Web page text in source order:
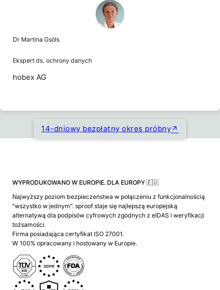
Dr Martina Gsöls
Ekspert ds. ochrony danych
hobex AG
14-dniowy bezpłatny okres próbny
WYPRODUKOWANO W EUROPIE. DLA EUROPY 🇪🇺
Najwyższy poziom bezpieczeństwa w połączeniu z funkcjonalnością
"wszystko w jednym". sproof staje się najlepszą europejską
alternatywą dla podpisów cyfrowych zgodnych z eIDAS i weryfikacji
tożsamości.
Firma posiadająca certyfikat ISO 27001.
W 100% opracowany i hostowany w Europie.